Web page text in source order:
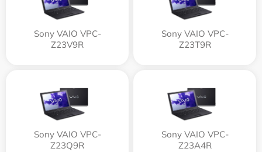
Sony VAIO VPC-
Z23V9R
Sony VAIO VPC-
Z23T9R
Sony VAIO VPC-
Z23Q9R
Sony VAIO VPC-
Z23A4R